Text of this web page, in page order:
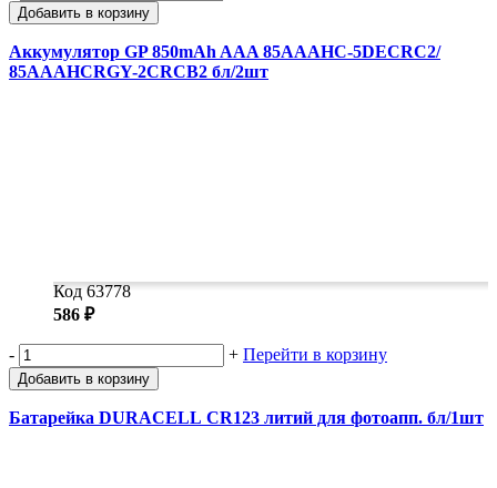
Добавить в корзину
Аккумулятор GP 850mAh AAA 85AAAHC-5DECRC2/
85AAAHCRGY-2CRCB2 бл/2шт
Код 63778
586 ₽
- + Перейти в корзину
Добавить в корзину
Батарейка DURACELL CR123 литий для фотоапп. бл/1шт